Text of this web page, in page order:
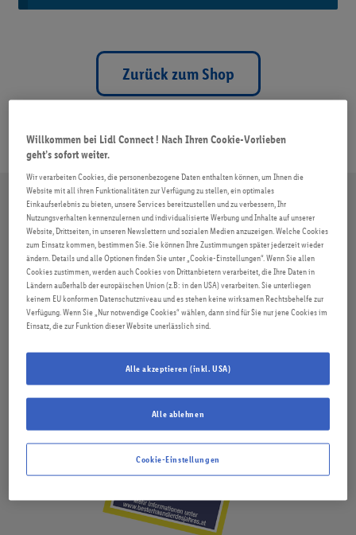
Zurück zum Shop
Willkommen bei Lidl Connect ! Nach Ihren Cookie-Vorlieben
geht’s sofort weiter.
Wir verarbeiten Cookies, die personenbezogene Daten enthalten können, um Ihnen die
Website mit all ihren Funktionalitäten zur Verfügung zu stellen, ein optimales
Einkaufserlebnis zu bieten, unsere Services bereitzustellen und zu verbessern, Ihr
Nutzungsverhalten kennenzulernen und individualisierte Werbung und Inhalte auf unserer
Website, Drittseiten, in unseren Newslettern und sozialen Medien anzuzeigen. Welche Cookies
zum Einsatz kommen, bestimmen Sie. Sie können Ihre Zustimmungen später jederzeit wieder
ändern. Details und alle Optionen finden Sie unter „Cookie-Einstellungen“. Wenn Sie allen
Cookies zustimmen, werden auch Cookies von Drittanbietern verarbeitet, die Ihre Daten in
Ländern außerhalb der europäischen Union (z.B: in den USA) verarbeiten. Sie unterliegen
keinem EU konformen Datenschutzniveau und es stehen keine wirksamen Rechtsbehelfe zur
Verfügung. Wenn Sie „Nur notwendige Cookies“ wählen, dann sind für Sie nur jene Cookies im
Einsatz, die zur Funktion dieser Website unerlässlich sind.
Alle ablehnen
Alle akzeptieren (inkl. USA)
Cookie-Einstellungen